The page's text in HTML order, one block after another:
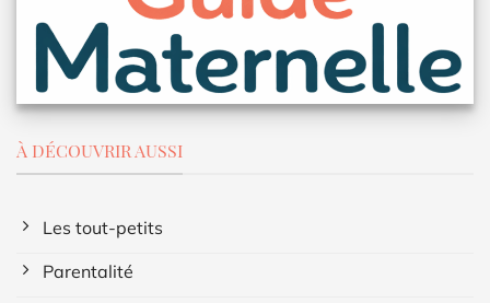
À DÉCOUVRIR AUSSI
Les tout-petits
Parentalité